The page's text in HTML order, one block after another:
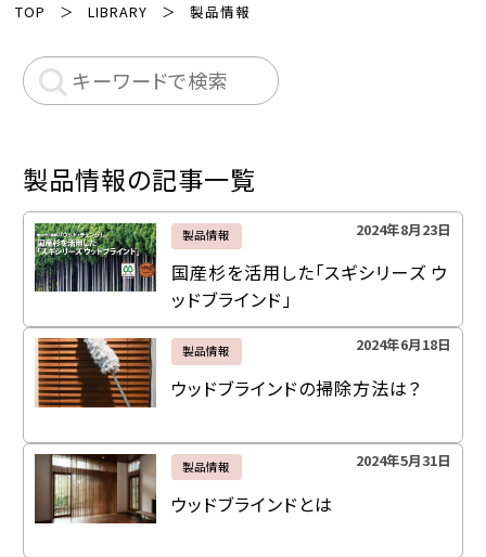
TOP LIBRARY 製品情報
製品情報の記事一覧
製品情報 2024年8月23日
国産杉を活用した「スギシリーズ ウ
ッドブラインド」
製品情報 2024年6月18日
ウッドブラインドの掃除方法は？
製品情報 2024年5月31日
ウッドブラインドとは